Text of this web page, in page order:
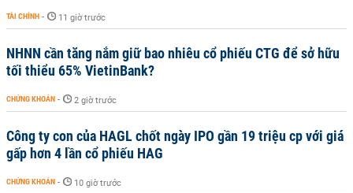
TÀI CHÍNH - 11 giờ trước
NHNN cần tăng nắm giữ bao nhiêu cổ phiếu CTG để sở hữu
tối thiểu 65% VietinBank?
CHỨNG KHOÁN - 2 giờ trước
Công ty con của HAGL chốt ngày IPO gần 19 triệu cp với giá
gấp hơn 4 lần cổ phiếu HAG
CHỨNG KHOÁN - 10 giờ trước